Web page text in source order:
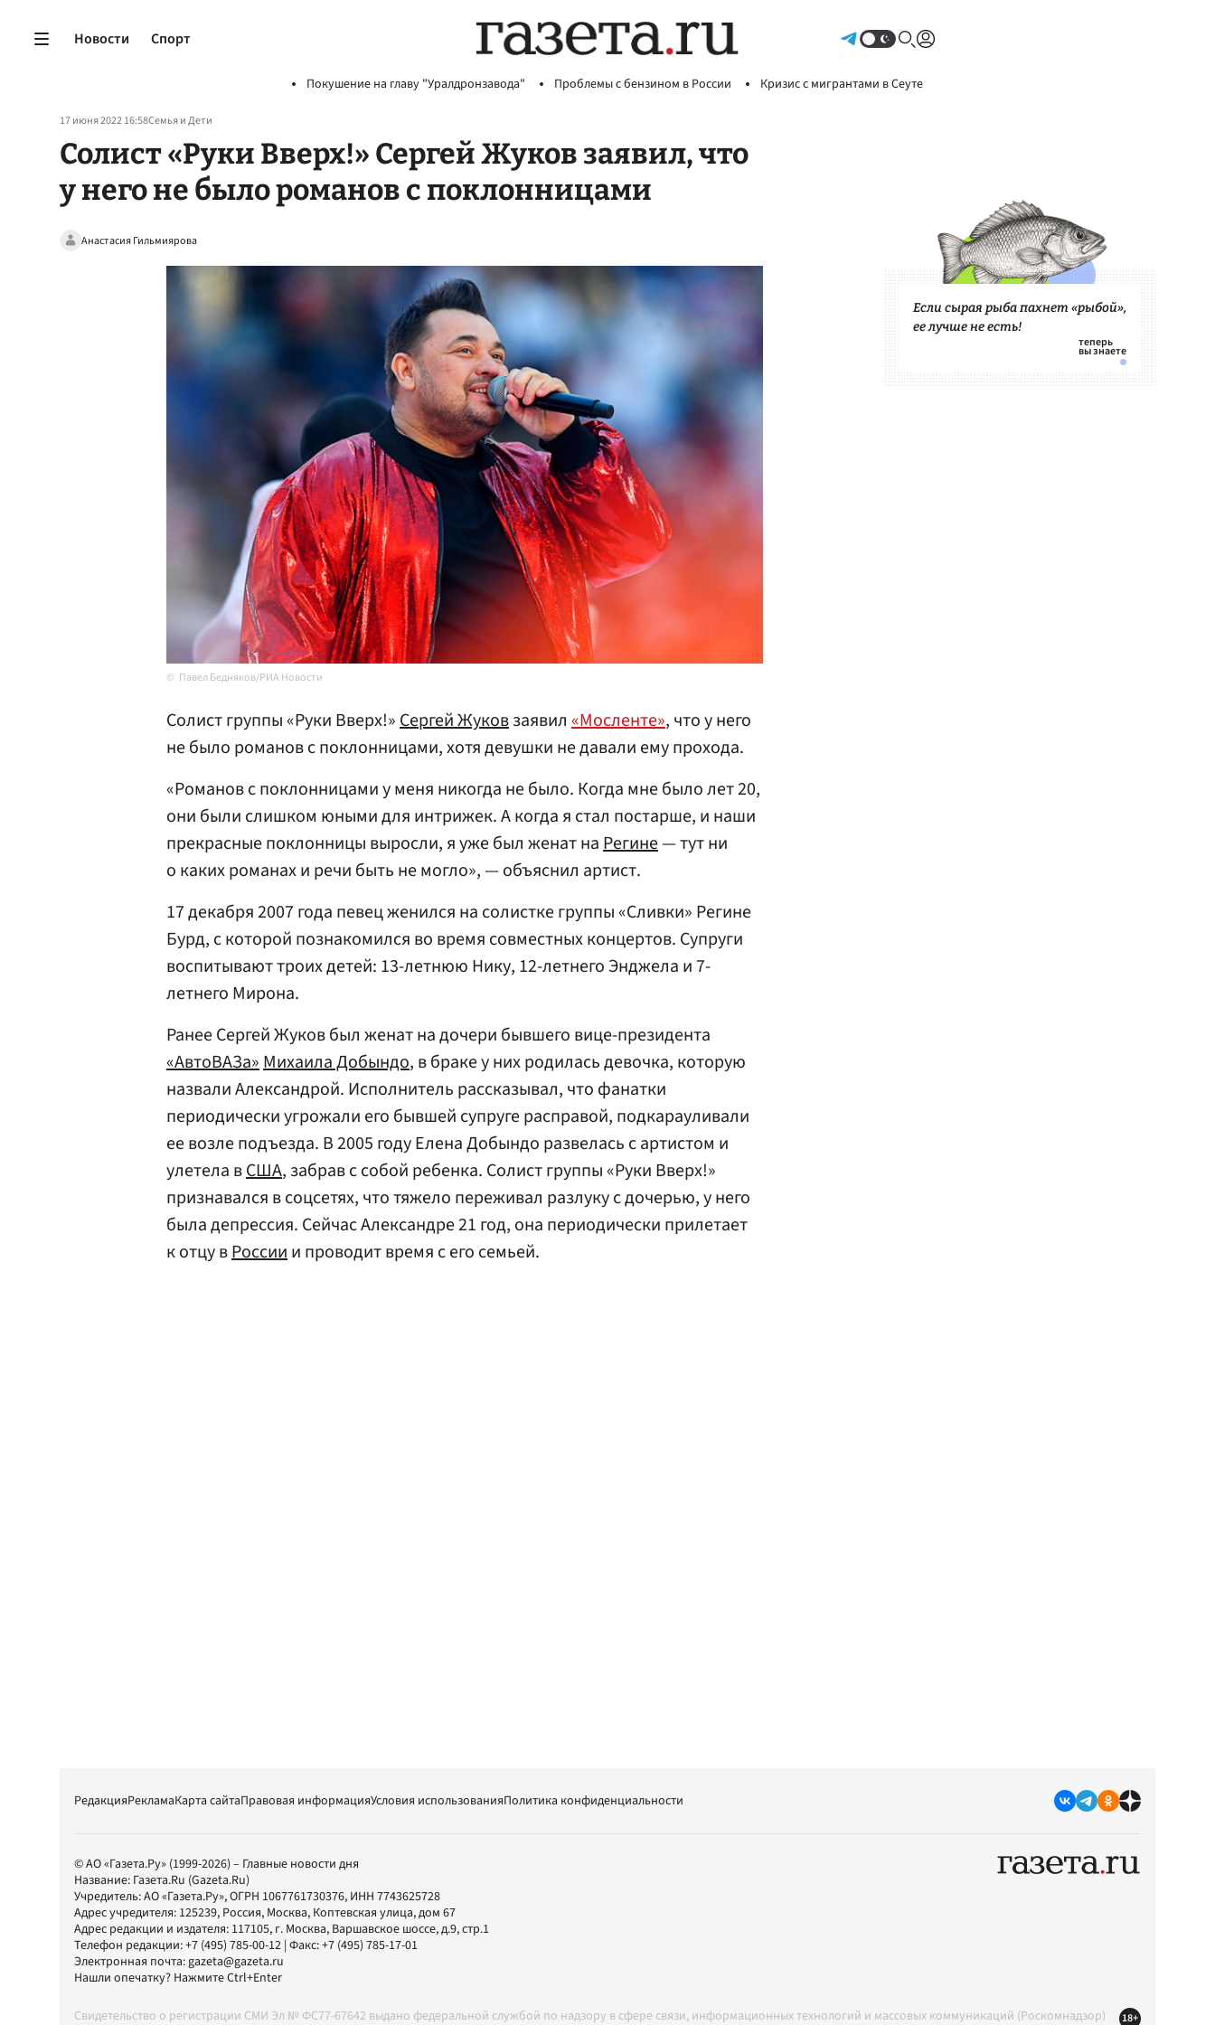
Новости Спорт
Покушение на главу "Уралдронзавода" Проблемы с бензином в России Кризис с мигрантами в Сеуте
17 июня 2022 16:58Семья и Дети
Солист «Руки Вверх!» Сергей Жуков заявил, что
у него не было романов с поклонницами
Анастасия Гильмиярова
Павел Бедняков/РИА Новости
Солист группы «Руки Вверх!»Сергей Жуковзаявил «Мосленте», что у него
не было романов с поклонницами, хотя девушки не давали ему прохода.
«Романов с поклонницами у меня никогда не было. Когда мне было лет 20,
они были слишком юными для интрижек. А когда я стал постарше, и наши
прекрасные поклонницы выросли, я уже был женат наРегине— тут ни
о каких романах и речи быть не могло», — объяснил артист.
17 декабря 2007 года певец женился на солистке группы «Сливки» Регине
Бурд, с которой познакомился во время совместных концертов. Супруги
воспитывают троих детей: 13-летнюю Нику, 12-летнего Энджела и 7-
летнего Мирона.
Ранее Сергей Жуков был женат на дочери бывшего вице-президента
«АвтоВАЗа»Михаила Добындо, в браке у них родилась девочка, которую
назвали Александрой. Исполнитель рассказывал, что фанатки
периодически угрожали его бывшей супруге расправой, подкарауливали
ее возле подъезда. В 2005 году Елена Добындо развелась с артистом и
улетела вСША, забрав с собой ребенка. Солист группы «Руки Вверх!»
признавался в соцсетях, что тяжело переживал разлуку с дочерью, у него
была депрессия. Сейчас Александре 21 год, она периодически прилетает
к отцу вРоссиии проводит время с его семьей.
Если сырая рыба пахнет «рыбой»,
ее лучше не есть!
РедакцияРекламаКарта сайтаПравовая информацияУсловия использованияПолитика конфиденциальности
© АО «Газета.Ру» (1999-2026) – Главные новости дня
Название: Газета.Ru (Gazeta.Ru)
Учредитель:АО «Газета.Ру», ОГРН 1067761730376, ИНН 7743625728
Адрес учредителя: 125239, Россия, Москва, Коптевская улица, дом 67
Адрес редакции и издателя: 117105, г. Москва, Варшавское шоссе, д.9, стр.1
Телефон редакции:+7 (495) 785-00-12 | Факс:+7 (495) 785-17-01
Электронная почта:gazeta@gazeta.ru
Нашли опечатку? Нажмите Ctrl+Enter
Свидетельство о регистрации СМИ Эл № ФС77-67642 выдано федеральной службой по надзору в сфере связи, информационных технологий и массовых коммуникаций (Роскомнадзор)
18+